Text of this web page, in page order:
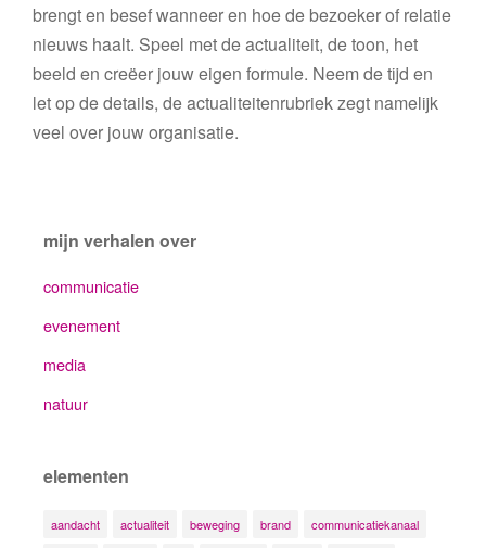
brengt en besef wanneer en hoe de bezoeker of relatie
nieuws haalt. Speel met de actualiteit, de toon, het
beeld en creëer jouw eigen formule. Neem de tijd en
let op de details, de actualiteitenrubriek zegt namelijk
veel over jouw organisatie.
mijn verhalen over
communicatie
evenement
media
natuur
elementen
aandacht actualiteit beweging brand
communicatiekanaal